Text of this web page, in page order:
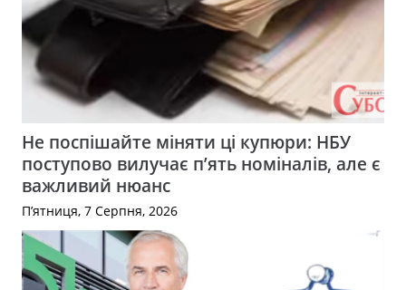
Не поспішайте міняти ці купюри: НБУ
поступово вилучає п’ять номіналів, але є
важливий нюанс
П’ятниця, 7 Серпня, 2026